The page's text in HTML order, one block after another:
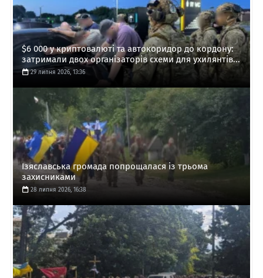
$6 000 у криптовалюті та автокоридор до кордону:
затримали двох організаторів схеми для ухилянтів...
29 липня 2026, 13:36
Ізяславська громада попрощалася із трьома
захисниками
28 липня 2026, 16:38